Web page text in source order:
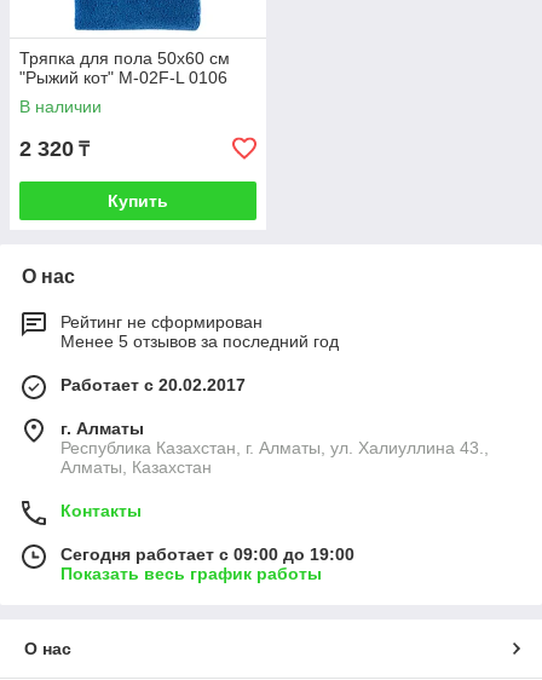
Тряпка для пола 50х60 см
"Рыжий кот" M-02F-L 0106
В наличии
2 320 ₸
Купить
О нас
Рейтинг не сформирован
Менее 5 отзывов за последний год
Работает с 20.02.2017
г. Алматы
Республика Казахстан, г. Алматы, ул. Халиуллина 43.,
Алматы, Казахстан
Контакты
Сегодня работает с 09:00 до 19:00
Показать весь график работы
О нас